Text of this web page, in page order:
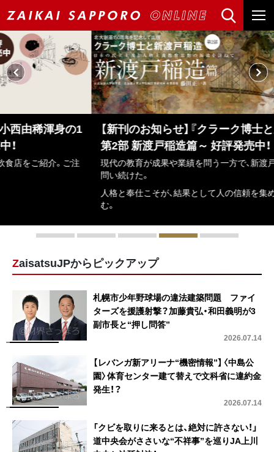
【新刊のお知らせ】『クラーク博士と新渡戸稲造』～
第2部 新渡戸稲造篇～ 好評発売中！
現代の教育が成果や業績を問う一方で、新渡戸稲造は人格の修養を
人格と奉仕こそが、結果として人の信頼を集め、真のリーダーを生
ZaisatsuJPからピックアップ
札幌市少年野球場の違法建築問題 ファイ
ターズを援護射撃？加藤貴弘・和田義明が3
副市長と“押し問答”
2026.07.14
【レバンガ新アリーナ“機密情報”】〈中島公
園〉体育センター建て替えで文科省に違約金
発生！？
2026.07.14
「クビを取りに来るとは、絶対に許さない！」
道中央会がささいな“不祥事”を巡りJA上川